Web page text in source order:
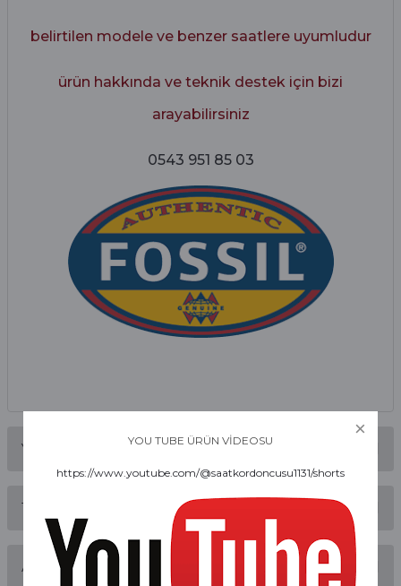
belirtilen modele ve benzer saatlere uyumludur
ürün hakkında ve teknik destek için bizi
arayabilirsiniz
0543 951 85 03
Yorumlar
Bu ürüne ilk yorumu siz yapın!
Taksit Seçenekleri
Alışveriş Deneyimi
YOU TUBE ÜRÜN VİDEOSU
https://www.youtube.com/@saatkordoncusu1131/shorts